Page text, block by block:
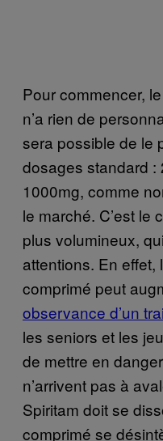
Pour commencer,
n’a rien de
sera possible de le
dosages standard :
1000mg, comme
le marché. C’est le
plus volumineux,
attentions. En effet,
comprimé peut
observance d’un
les seniors et les
de mettre en
n’arrivent pas à
Spiritam doit se
comprimé se